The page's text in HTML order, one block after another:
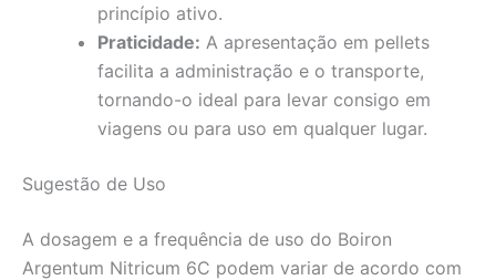
princípio ativo.
Praticidade: A apresentação em pellets
facilita a administração e o transporte,
tornando-o ideal para levar consigo em
viagens ou para uso em qualquer lugar.
Sugestão de Uso
A dosagem e a frequência de uso do Boiron
Argentum Nitricum 6C podem variar de acordo com